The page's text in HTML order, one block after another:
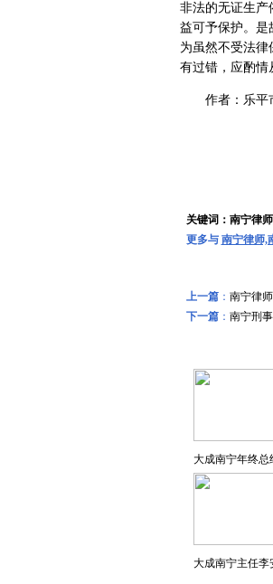
非法的无证生产
益可予保护。是
为虽然不受法
有过错，应酌情
作者：乐平
关键词：南宁律
更多与 南宁律师,
上一篇： 南宁律
下一篇： 南宁刑
大成南宁年终总
大成南宁主任李